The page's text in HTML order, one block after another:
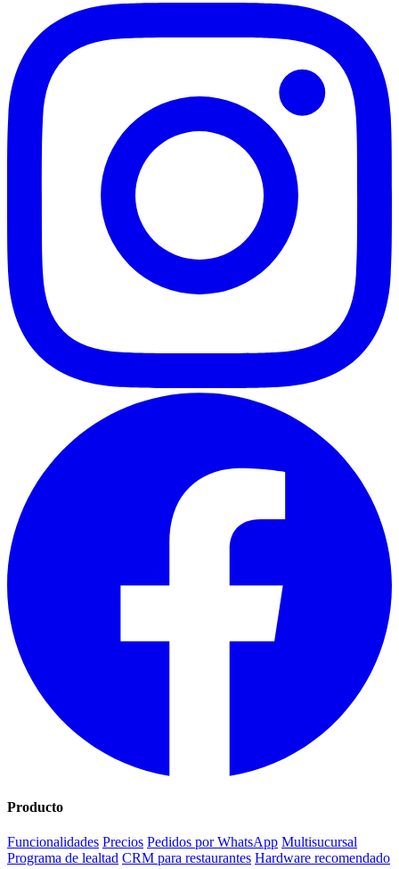
Producto
Funcionalidades Precios Pedidos por WhatsApp Multisucursal
Programa de lealtad CRM para restaurantes Hardware recomendado